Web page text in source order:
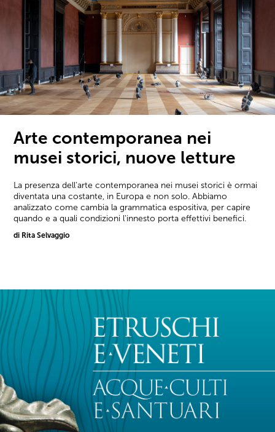
Arte contemporanea nei
musei storici, nuove letture
La presenza dell'arte contemporanea nei musei storici è ormai
diventata una costante, in Europa e non solo. Abbiamo
analizzato come cambia la grammatica espositiva, per capire
quando e a quali condizioni l'innesto porta effettivi benefici.
di Rita Selvaggio